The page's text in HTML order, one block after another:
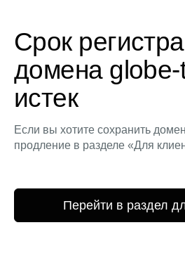
Срок
домена globe-
истек
Если вы хотите сохранить
продление в разделе «Для
Перейти в раздел